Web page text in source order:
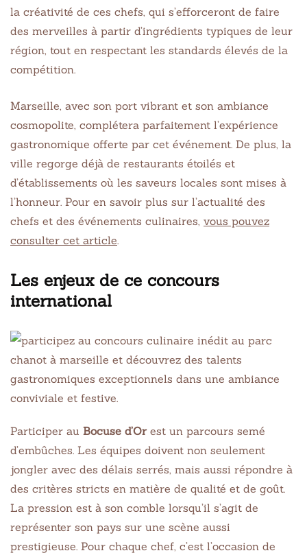
la créativité de ces chefs, qui s’efforceront de faire
des merveilles à partir d’ingrédients typiques de leur
région, tout en respectant les standards élevés de la
compétition.
Marseille, avec son port vibrant et son ambiance
cosmopolite, complétera parfaitement l’expérience
gastronomique offerte par cet événement. De plus, la
ville regorge déjà de restaurants étoilés et
d’établissements où les saveurs locales sont mises à
l’honneur. Pour en savoir plus sur l’actualité des
chefs et des événements culinaires, vous pouvez
consulter cet article.
Les enjeux de ce concours
international
Participer au Bocuse d’Orest un parcours semé
d’embûches. Les équipes doivent non seulement
jongler avec des délais serrés, mais aussi répondre à
des critères stricts en matière de qualité et de goût.
La pression est à son comble lorsqu’il s’agit de
représenter son pays sur une scène aussi
prestigieuse. Pour chaque chef, c’est l’occasion de